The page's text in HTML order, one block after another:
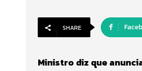
SHARE
Ministro diz que